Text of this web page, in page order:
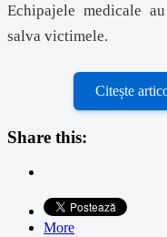
Echipajele medicale
salva victimele.
Citește
Share this:
More